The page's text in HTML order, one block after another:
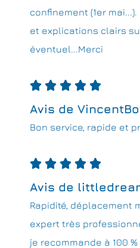
confinement (1er
et explications clairs
éventuel...Merci
    
Avis de
Bon service, rapide et
    
Avis de
Rapidité, déplacement
expert très
je recommande à 100 %